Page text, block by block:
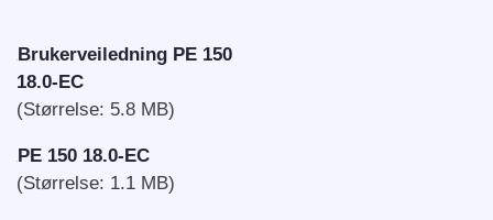
Brukerveiledning PE 150
18.0-EC
(Størrelse: 5.8 MB)
PE 150 18.0-EC
(Størrelse: 1.1 MB)